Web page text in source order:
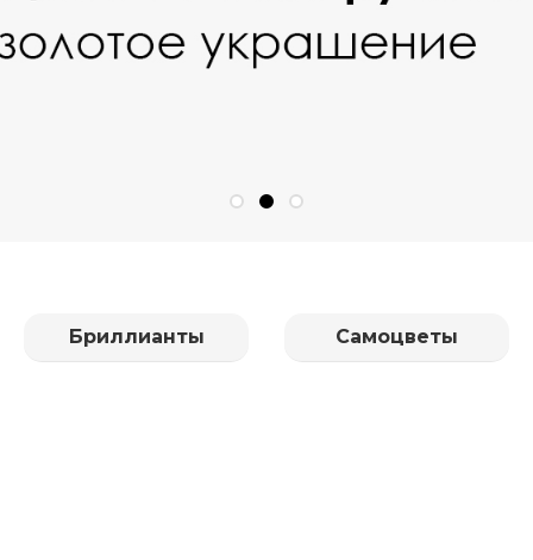
Бриллианты Самоцветы